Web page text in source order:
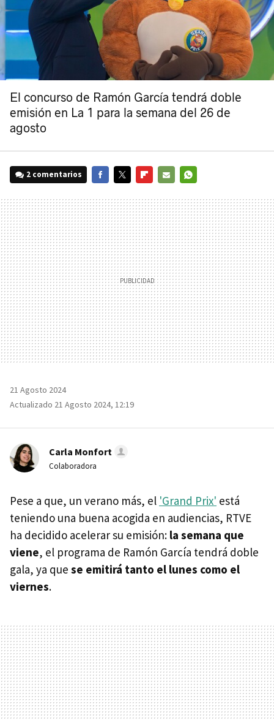
El concurso de Ramón García tendrá doble
emisión en La 1 para la semana del 26 de
agosto
2 comentarios
MAIL
21 Agosto 2024
Actualizado 21 Agosto 2024, 12:19
Carla Monfort
Colaboradora
Pese a que, un verano más, el 'Grand Prix' está
teniendo una buena acogida en audiencias, RTVE
ha decidido acelerar su emisión: la semana que
viene, el programa de Ramón García tendrá doble
gala, ya que se emitirá tanto el lunes como el
viernes.